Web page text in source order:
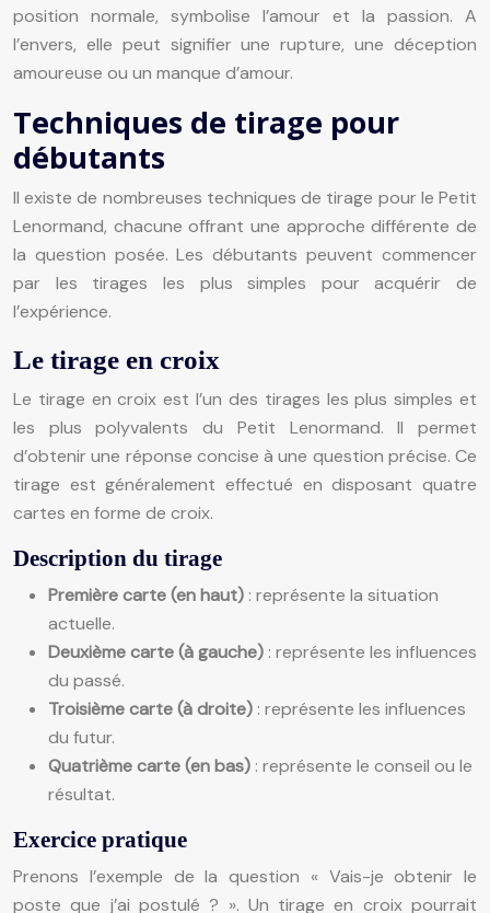
position normale, symbolise l’amour et la passion. A
l’envers, elle peut signifier une rupture, une déception
amoureuse ou un manque d’amour.
Techniques de tirage pour
débutants
Il existe de nombreuses techniques de tirage pour le Petit
Lenormand, chacune offrant une approche différente de
la question posée. Les débutants peuvent commencer
par les tirages les plus simples pour acquérir de
l’expérience.
Le tirage en croix
Le tirage en croix est l’un des tirages les plus simples et
les plus polyvalents du Petit Lenormand. Il permet
d’obtenir une réponse concise à une question précise. Ce
tirage est généralement effectué en disposant quatre
cartes en forme de croix.
Description du tirage
Première carte (en haut) : représente la situation
actuelle.
Deuxième carte (à gauche) : représente les influences
du passé.
Troisième carte (à droite) : représente les influences
du futur.
Quatrième carte (en bas) : représente le conseil ou le
résultat.
Exercice pratique
Prenons l’exemple de la question « Vais-je obtenir le
poste que j’ai postulé ? ». Un tirage en croix pourrait